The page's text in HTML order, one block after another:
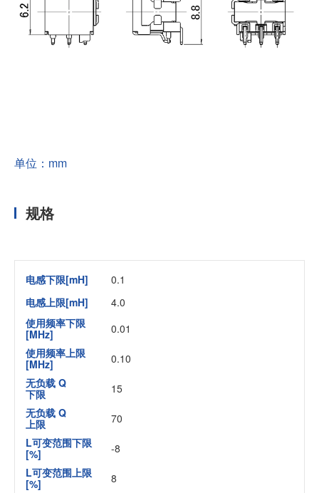
单位：mm
规格
电感下限[mH]
0.1
电感上限[mH]
4.0
使用频率下限
[MHz]
0.01
使用频率上限
[MHz]
0.10
无负载 Q
下限
15
无负载 Q
上限
70
L可变范围下限
[%]
-8
L可变范围上限
[%]
8